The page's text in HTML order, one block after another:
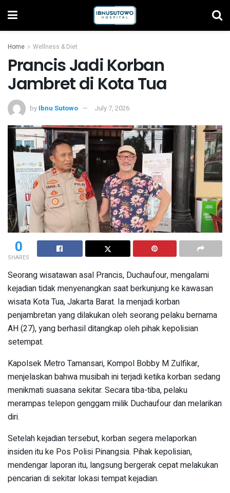
Home Wellness & Diet
Prancis Jadi Korban
Jambret di Kota Tua
by Ibnu Sutowo July 7, 2026
0
SHARES
Seorang wisatawan asal Prancis, Duchaufour, mengalami
kejadian tidak menyenangkan saat berkunjung ke kawasan
wisata Kota Tua, Jakarta Barat. Ia menjadi korban
penjambretan yang dilakukan oleh seorang pelaku bernama
AH (27), yang berhasil ditangkap oleh pihak kepolisian
setempat.
Kapolsek Metro Tamansari, Kompol Bobby M Zulfikar,
menjelaskan bahwa musibah ini terjadi ketika korban sedang
menikmati suasana sekitar. Secara tiba-tiba, pelaku
merampas telepon genggam milik Duchaufour dan melarikan
diri.
Setelah kejadian tersebut, korban segera melaporkan
insiden itu ke Pos Polisi Pinangsia. Pihak kepolisian,
mendengar laporan itu, langsung bergerak cepat melakukan
pencarian di sekitar lokasi tempat kejadian.